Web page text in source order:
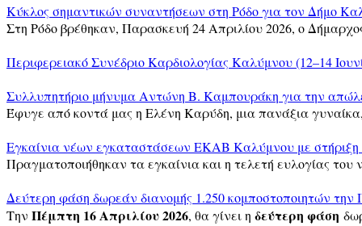
Κύκλος σημαντικών συναντήσεων στη Ρόδο για τον Δήμο
Στη Ρόδο βρέθηκαν, Παρασκευή 24 Απριλίου 2026, ο
Περιφερειακό Συνέδριο Καρδιολογίας Καλύμνου (12–14
Συλλυπητήριο μήνυμα Αντώνη Β. Καμπουράκη για την
Έφυγε από κοντά μας η Ελένη Καρύδη, μια πανάξια
Εγκαίνια νέων εγκαταστάσεων ΕΚΑΒ Καλύμνου με στήριξη
Πραγματοποιήθηκαν τα εγκαίνια και η τελετή ευλογίας του
Δεύτερη φάση δωρεάν διανομής 1.250 κομποστοποιητών την
Την Πέμπτη 16 Απριλίου 2026, θα γίνει η δεύτερη φάση